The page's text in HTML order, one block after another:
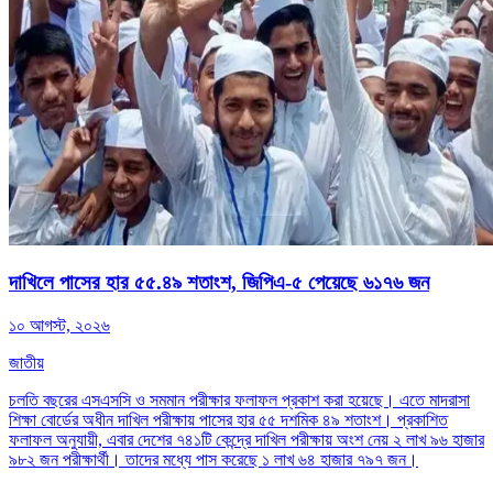
দাখিলে পাসের হার ৫৫.৪৯ শতাংশ, জিপিএ-৫ পেয়েছে ৬১৭৬ জন
১০ আগস্ট, ২০২৬
জাতীয়
চলতি বছরের এসএসসি ও সমমান পরীক্ষার ফলাফল প্রকাশ করা হয়েছে। এতে মাদরাসা
শিক্ষা বোর্ডের অধীন দাখিল পরীক্ষায় পাসের হার ৫৫ দশমিক ৪৯ শতাংশ। প্রকাশিত
ফলাফল অনুযায়ী, এবার দেশের ৭৪১টি কেন্দ্রে দাখিল পরীক্ষায় অংশ নেয় ২ লাখ ৯৬ হাজার
৯৮২ জন পরীক্ষার্থী। তাদের মধ্যে পাস করেছে ১ লাখ ৬৪ হাজার ৭৯৭ জন।